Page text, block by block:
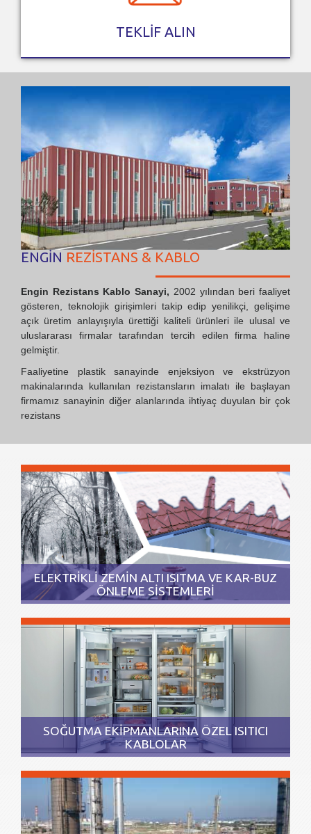
TEKLİF ALIN
ENGİN REZİSTANS & KABLO
Engin Rezistans Kablo Sanayi, 2002 yılından beri faaliyet
gösteren, teknolojik girişimleri takip edip yenilikçi, gelişime
açık üretim anlayışıyla ürettiği kaliteli ürünleri ile ulusal ve
uluslararası firmalar tarafından tercih edilen firma haline
gelmiştir.
Faaliyetine plastik sanayinde enjeksiyon ve ekstrüzyon
makinalarında kullanılan rezistansların imalatı ile başlayan
firmamız sanayinin diğer alanlarında ihtiyaç duyulan bir çok
rezistans
ELEKTRİKLİ ZEMİN ALTI ISITMA VE KAR-BUZ
ÖNLEME SİSTEMLERİ
SOĞUTMA EKİPMANLARINA ÖZEL ISITICI
KABLOLAR